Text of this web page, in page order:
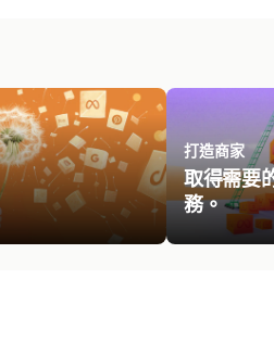
打造商家
取得需要
務。